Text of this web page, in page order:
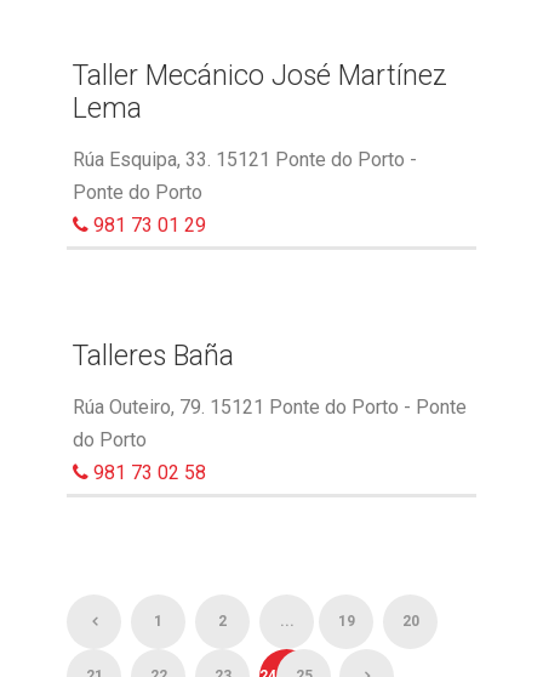
Taller Mecánico José Martínez
Lema
Rúa Esquipa, 33. 15121 Ponte do Porto -
Ponte do Porto
981 73 01 29
Talleres Baña
Rúa Outeiro, 79. 15121 Ponte do Porto - Ponte
do Porto
981 73 02 58
1 2 ... 19 20